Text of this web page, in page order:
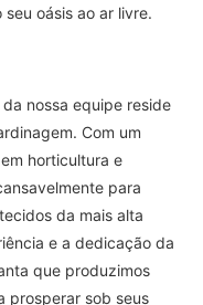
oásis ao ar livre.
nossa equipe reside
Com um
horticultura e
para
da mais alta
e a dedicação da
que produzimos
prosperar sob seus